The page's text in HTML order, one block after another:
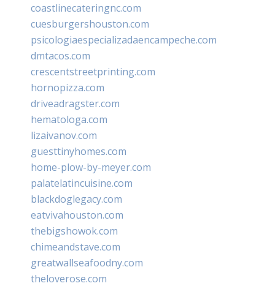
coastlinecateringnc.com
cuesburgershouston.com
psicologiaespecializadaencampeche.com
dmtacos.com
crescentstreetprinting.com
hornopizza.com
driveadragster.com
hematologa.com
lizaivanov.com
guesttinyhomes.com
home-plow-by-meyer.com
palatelatincuisine.com
blackdoglegacy.com
eatvivahouston.com
thebigshowok.com
chimeandstave.com
greatwallseafoodny.com
theloverose.com